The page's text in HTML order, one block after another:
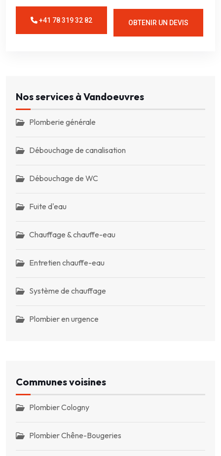
+41 78 319 32 82 OBTENIR UN DEVIS
Nos services à Vandoeuvres
Plomberie générale
Débouchage de canalisation
Débouchage de WC
Fuite d'eau
Chauffage & chauffe-eau
Entretien chauffe-eau
Système de chauffage
Plombier en urgence
Communes voisines
Plombier Cologny
Plombier Chêne-Bougeries